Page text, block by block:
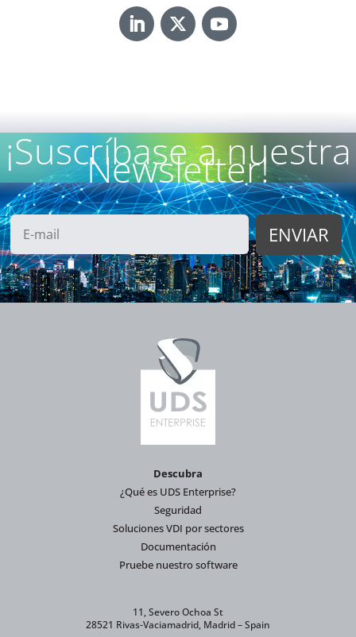
¡Suscríbase a nuestra
Newsletter!
Descubra
¿Qué es UDS Enterprise?
Seguridad
Soluciones VDI por sectores
Documentación
Pruebe nuestro software
11, Severo Ochoa St
28521 Rivas-Vaciamadrid, Madrid – Spain